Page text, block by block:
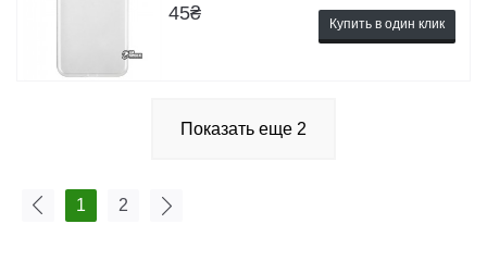
45₴ Купить в один клик
Показать еще 2
1 2